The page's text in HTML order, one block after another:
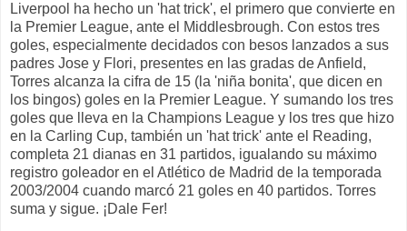
Liverpool ha hecho un 'hat trick', el primero que convierte en
la Premier League, ante el Middlesbrough. Con estos tres
goles, especialmente decidados con besos lanzados a sus
padres Jose y Flori, presentes en las gradas de Anfield,
Torres alcanza la cifra de 15 (la 'niña bonita', que dicen en
los bingos) goles en la Premier League. Y sumando los tres
goles que lleva en la Champions League y los tres que hizo
en la Carling Cup, también un 'hat trick' ante el Reading,
completa 21 dianas en 31 partidos, igualando su máximo
registro goleador en el Atlético de Madrid de la temporada
2003/2004 cuando marcó 21 goles en 40 partidos. Torres
suma y sigue. ¡Dale Fer!